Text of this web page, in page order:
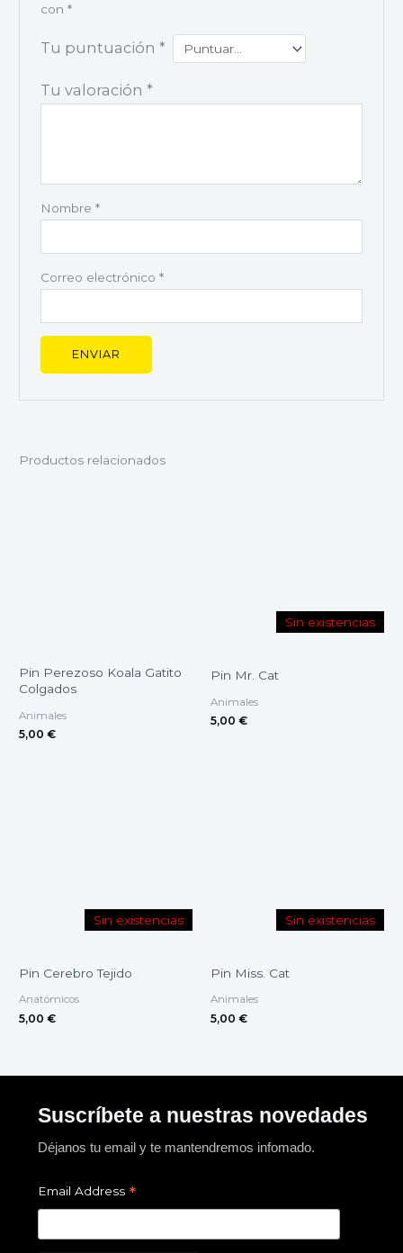
con *
Tu puntuación *
Tu valoración *
Nombre *
Correo electrónico *
Productos relacionados
Pin Perezoso Koala Gatito
Colgados
Animales
5,00 €
Sin existencias
Pin Mr. Cat
Animales
5,00 €
Sin existencias
Pin Cerebro Tejido
Anatómicos
5,00 €
Sin existencias
Pin Miss. Cat
Animales
5,00 €
Suscríbete a nuestras novedades
Déjanos tu email y te mantendremos infomado.
Email Address *